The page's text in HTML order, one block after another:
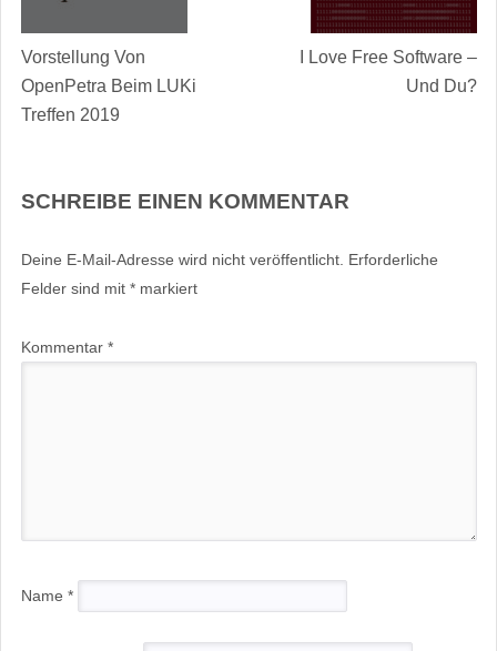
Vorstellung Von
OpenPetra Beim LUKi
Treffen 2019
I Love Free Software –
Und Du?
SCHREIBE EINEN KOMMENTAR
Deine E-Mail-Adresse wird nicht veröffentlicht. Erforderliche
Felder sind mit *markiert
Kommentar *
Name *